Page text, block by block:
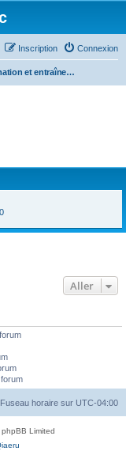
Connexion
Inscription
Formation et entraînement
Aller
Fuseau horaire sur UTC-04:00
Limited